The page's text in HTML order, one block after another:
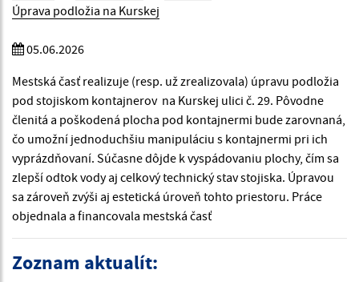
Úprava podložia na Kurskej
05.06.2026
Mestská časť realizuje (resp. už zrealizovala) úpravu podložia
pod stojiskom kontajnerov na Kurskej ulici č. 29. Pôvodne
členitá a poškodená plocha pod kontajnermi bude zarovnaná,
čo umožní jednoduchšiu manipuláciu s kontajnermi pri ich
vyprázdňovaní. Súčasne dôjde k vyspádovaniu plochy, čím sa
zlepší odtok vody aj celkový technický stav stojiska. Úpravou
sa zároveň zvýši aj estetická úroveň tohto priestoru. Práce
objednala a financovala mestská časť
Zoznam aktualít: